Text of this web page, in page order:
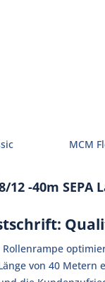
MCM
-40m SEPA
von 40